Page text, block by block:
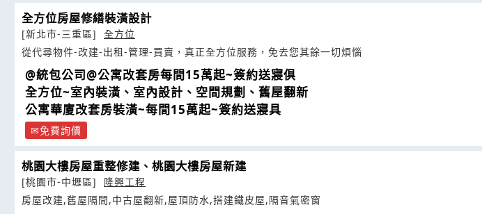
全方位房屋修繕裝潢設計
[新北市-三重區]
全方位
從代尋物件-改建-出租-管理-買賣，真正全方位服務，免去您其餘一切煩惱
@統包公司@公寓改套房每間15萬起~簽約送寢俱
全方位~室內裝潢、室內設計、空間規劃、舊屋翻新
公寓華廈改套房裝潢~每間15萬起~簽約送寢具
免費詢價
桃園大樓房屋重整修建、桃園大樓房屋新建
[桃園市-中壢區]
隆興工程
房屋改建,舊屋隔間,中古屋翻新,屋頂防水,搭建鐵皮屋,隔音氣密窗